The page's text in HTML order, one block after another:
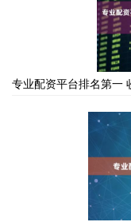
专业配资平台排名第一